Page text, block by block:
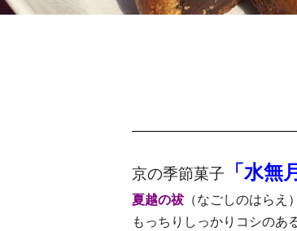
京の季節菓子 「水無
夏越の祓（なごしのはらえ
もっちりしっかりコシのあ